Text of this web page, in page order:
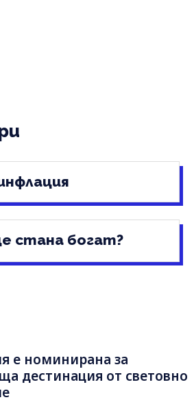
стана богат?
е номинирана за
дестинация от световно